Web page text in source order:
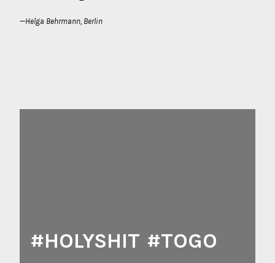
Helga Behrmann, Berlin
#HOLYSHIT #TOGO